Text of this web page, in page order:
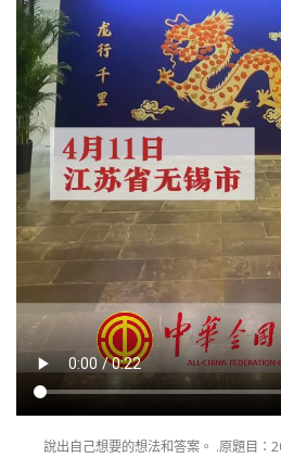
說出自己想要的想法和答案。 .原題目：